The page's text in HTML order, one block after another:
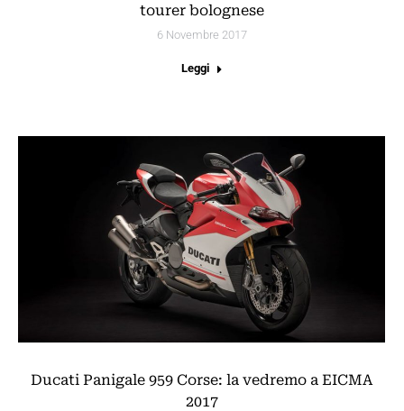
tourer bolognese
6 Novembre 2017
Leggi
Ducati Panigale 959 Corse: la vedremo a EICMA
2017